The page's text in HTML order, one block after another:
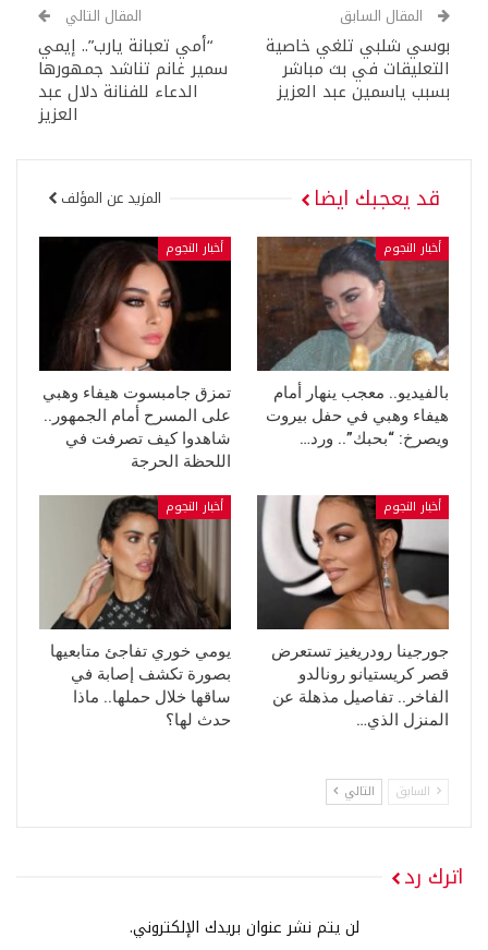
المقال السابق
بوسي شلبي تلغي خاصية
التعليقات في بث مباشر
بسبب ياسمين عبد العزيز
المقال التالي
“أمي تعبانة يارب”.. إيمي
سمير غانم تناشد جمهورها
الدعاء للفنانة دلال عبد
العزيز
قد يعجبك ايضا المزيد عن المؤلف
أخبار النجوم
بالفيديو.. معجب ينهار أمام
هيفاء وهبي في حفل بيروت
ويصرخ: “بحبك”.. ورد…
أخبار النجوم
تمزق جامبسوت هيفاء وهبي
على المسرح أمام الجمهور..
شاهدوا كيف تصرفت في
اللحظة الحرجة
أخبار النجوم
جورجينا رودريغيز تستعرض
قصر كريستيانو رونالدو
الفاخر.. تفاصيل مذهلة عن
المنزل الذي…
أخبار النجوم
يومي خوري تفاجئ متابعيها
بصورة تكشف إصابة في
ساقها خلال حملها.. ماذا
حدث لها؟
السابق التالي
اترك رد
لن يتم نشر عنوان بريدك الإلكتروني.